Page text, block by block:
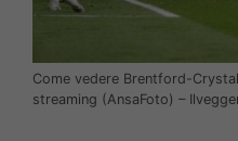
Come vedere Brentford-
streaming (AnsaFoto) –